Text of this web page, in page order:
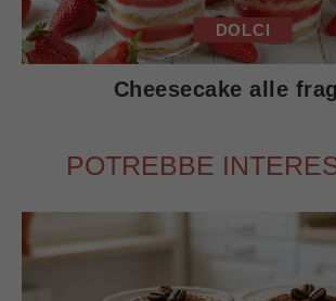
DOLCI
Cheesecake alle
POTREBBE